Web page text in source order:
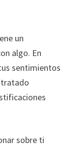
un
algo. En
sentimientos
tratado
sobre ti